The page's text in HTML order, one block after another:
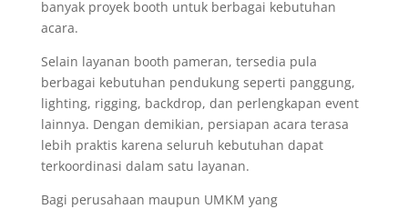
banyak proyek booth untuk berbagai kebutuhan
acara.
Selain layanan booth pameran, tersedia pula
berbagai kebutuhan pendukung seperti panggung,
lighting, rigging, backdrop, dan perlengkapan event
lainnya. Dengan demikian, persiapan acara terasa
lebih praktis karena seluruh kebutuhan dapat
terkoordinasi dalam satu layanan.
Bagi perusahaan maupun UMKM yang